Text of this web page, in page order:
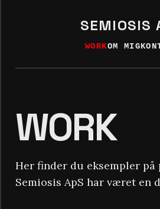
SEMIOSIS
WORKOM MIG
WORK
Her finder du eksempler på
Semiosis ApS har været en